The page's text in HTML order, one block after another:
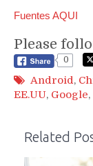
Fuentes AQUI
Please
0
Android,
EE.UU, Google,
Related